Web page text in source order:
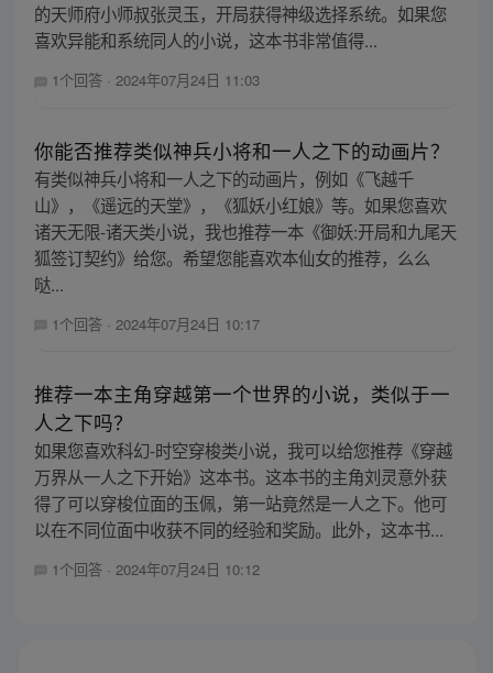
的天师府小师叔张灵玉，开局获得神级选择系统。如果您
喜欢异能和系统同人的小说，这本书非常值得...
1个回答 · 2024年07月24日 11:03
你能否推荐类似神兵小将和一人之下的动画片？
有类似神兵小将和一人之下的动画片，例如《飞越千
山》，《遥远的天堂》，《狐妖小红娘》等。如果您喜欢
诸天无限-诸天类小说，我也推荐一本《御妖:开局和九尾天
狐签订契约》给您。希望您能喜欢本仙女的推荐，么么
哒...
1个回答 · 2024年07月24日 10:17
推荐一本主角穿越第一个世界的小说，类似于一
人之下吗？
如果您喜欢科幻-时空穿梭类小说，我可以给您推荐《穿越
万界从一人之下开始》这本书。这本书的主角刘灵意外获
得了可以穿梭位面的玉佩，第一站竟然是一人之下。他可
以在不同位面中收获不同的经验和奖励。此外，这本书...
1个回答 · 2024年07月24日 10:12